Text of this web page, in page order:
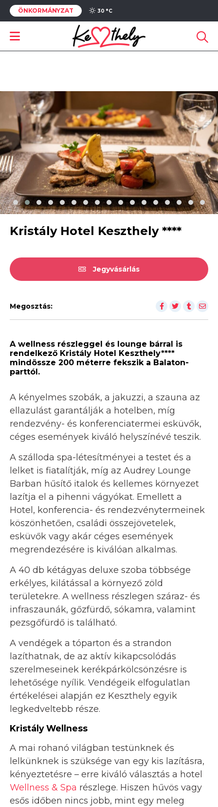
ÖNKORMÁNYZAT 30 °C
Kristály Hotel Keszthely ****
Jegyvásárlás
Megosztás:
A wellness részleggel és lounge bárral is
rendelkező Kristály Hotel Keszthely****
mindössze 200 méterre fekszik a Balaton-
parttól.
A kényelmes szobák, a jakuzzi, a szauna az
ellazulást garantálják a hotelben, míg
rendezvény- és konferenciatermei esküvők,
céges események kiváló helyszínévé teszik.
A szálloda spa-létesítményei a testet és a
lelket is fiatalítják, míg az Audrey Lounge
Barban hűsítő italok és kellemes környezet
lazítja el a pihenni vágyókat. Emellett a
Hotel, konferencia- és rendezvénytermeinek
köszönhetően, családi összejövetelek,
esküvők vagy akár céges események
megrendezésére is kiválóan alkalmas.
A 40 db kétágyas deluxe szoba többsége
erkélyes, kilátással a környező zöld
területekre. A wellness részlegen száraz- és
infraszaunák, gőzfürdő, sókamra, valamint
pezsgőfürdő is található.
A vendégek a tóparton és a strandon
lazíthatnak, de az aktív kikapcsolódás
szerelmeseinek kerékpárkölcsönzésre is
lehetősége nyílik. Vendégeik elfogulatlan
értékelései alapján ez Keszthely egyik
legkedveltebb része.
Kristály Wellness
A mai rohanó világban testünknek és
lelkünknek is szüksége van egy kis lazításra,
kényeztetésre – erre kiváló választás a hotel
Wellness & Spa részlege. Hiszen hűvös vagy
esős időben nincs jobb, mint egy meleg